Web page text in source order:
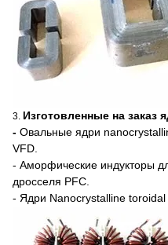
3. Изготовленные на заказ
- Овальные ядри
VFD.
- Аморфические индукторы
дросселя PFC.
- Ядри Nanocrystalline